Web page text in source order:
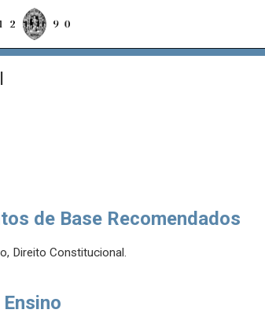
de Base Recomendados
Direito Constitucional.